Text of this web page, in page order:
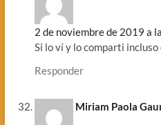
2 de noviembre de 2019 a
Si lo ví y lo comparti incluso
Responder
Miriam Paola